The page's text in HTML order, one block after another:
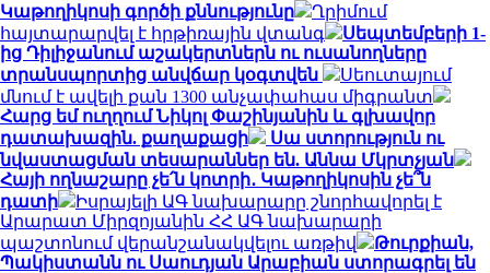
Կաթողիկոսի գործի քննությունը
Ղրիմում
հայտարարվել է հրթիռային վտանգ
Սեպտեմբերի 1-
ից Դիլիջանում աշակերտներն ու ուսանողները
տրանսպորտից անվճար կօգտվեն
Սեուտայում
մնում է ավելի քան 1300 անչափահաս միգրանտ
Հարց եմ ուղղում Նիկոլ Փաշինյանին և գլխավոր
դատախազին. քաղաքացի
Սա ստորություն ու
նվաստացման տեսարաններ են. Աննա Մկրտչյան
Հայի ողնաշարը չե՛ն կոտրի․ Կաթողիկոսին չե՞ն
դատի
Իսրայելի ԱԳ նախարարը շնորհավորել է
Արարատ Միրզոյանին ՀՀ ԱԳ նախարարի
պաշտոնում վերանշանակվելու առթիվ
Թուրքիան,
Պակիստանն ու Սաուդյան Արաբիան ստորագրել են